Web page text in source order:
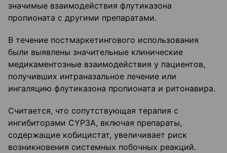
значимые взаимодействия флутиказона
пропионата с другими препаратами.
В течение постмаркетингового использования
были выявлены значительные клинические
медикаментозные взаимодействия у пациентов,
получивших интраназальное лечение или
ингаляцию флутиказона пропионата и ритонавира.
Считается, что сопутствующая терапия с
ингибиторами СYP3A, включая препараты,
содержащие кобицистат, увеличивает риск
возникновения системных побочных реакций.